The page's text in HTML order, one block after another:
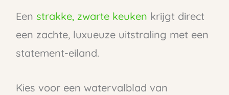
Een strakke, zwarte keuken krijgt direct
een zachte, luxueuze uitstraling met een
statement-eiland.
Kies voor een watervalblad van